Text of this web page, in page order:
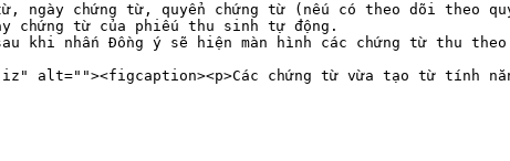
ngày chứng từ, quyển chứng từ (nếu có theo dõi theo
chứng từ của phiếu thu sinh tự động.
khi nhấn Đồng ý sẽ hiện màn hình các chứng từ thu theo